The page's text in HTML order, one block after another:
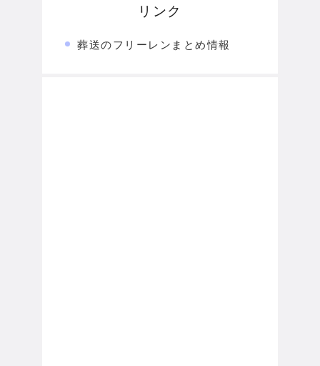
リンク
葬送のフリーレンまとめ情報